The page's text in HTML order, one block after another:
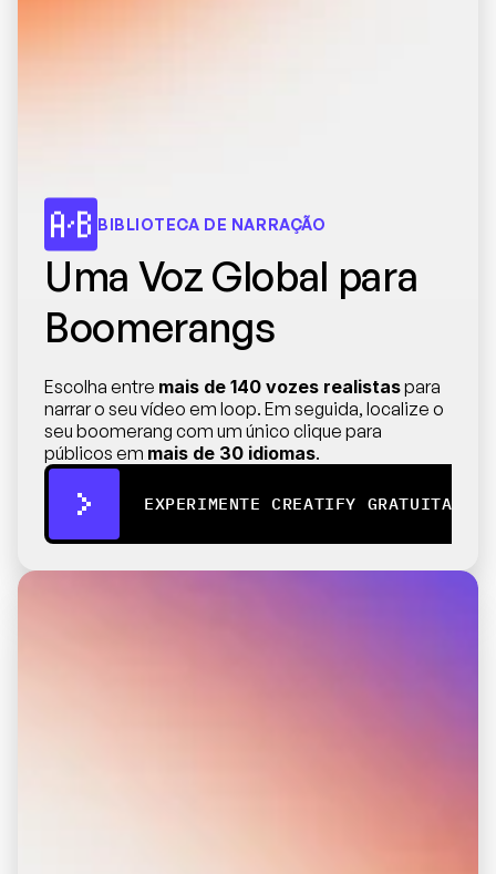
BIBLIOTECA DE NARRAÇÃO
Uma Voz Global para
Boomerangs
Escolha entre mais de 140 vozes realistas para
narrar o seu vídeo em loop. Em seguida, localize o
seu boomerang com um único clique para
públicos em mais de 30 idiomas.
EXPERIMENTE CREATIFY